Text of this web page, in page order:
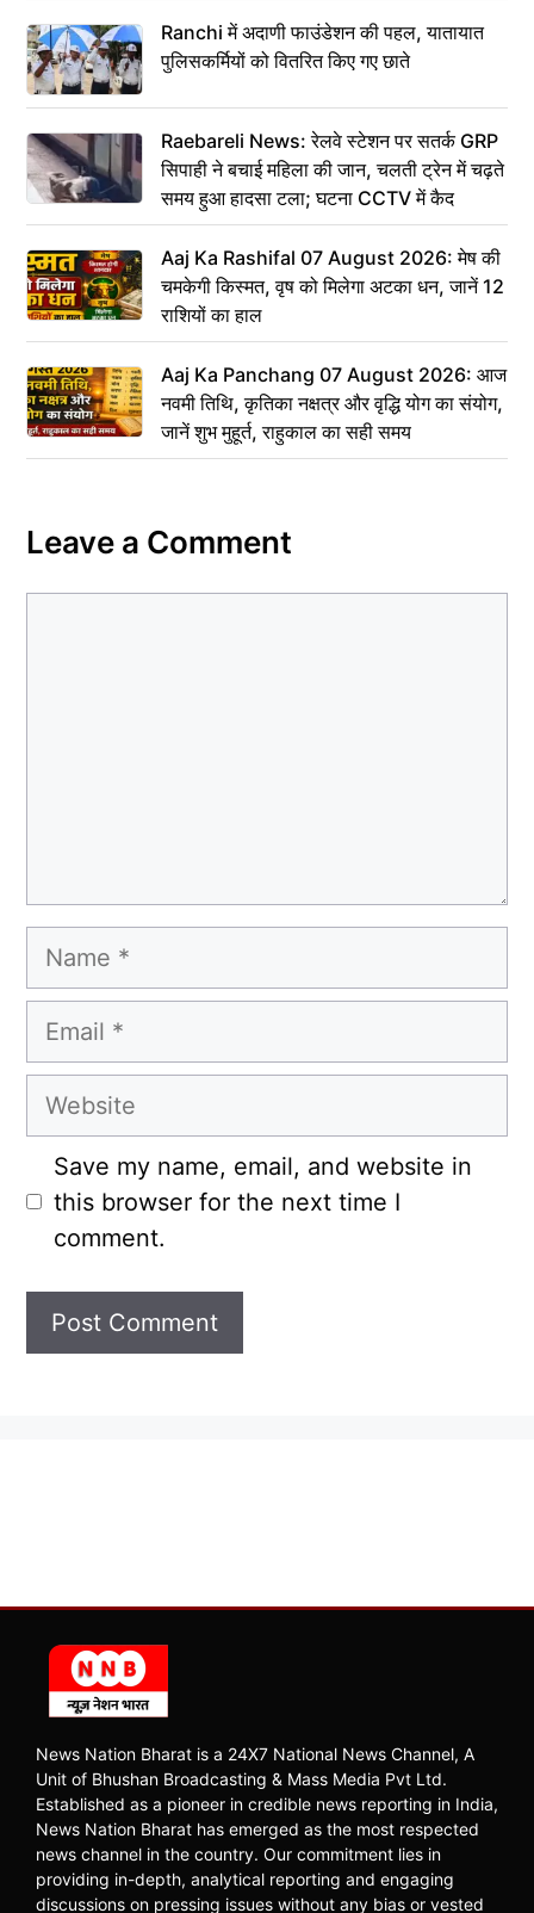
Ranchi में अदाणी फाउंडेशन की पहल, यातायात
पुलिसकर्मियों को वितरित किए गए छाते
Raebareli News: रेलवे स्टेशन पर सतर्क GRP
सिपाही ने बचाई महिला की जान, चलती ट्रेन में चढ़ते
समय हुआ हादसा टला; घटना CCTV में कैद
Aaj Ka Rashifal 07 August 2026: मेष की
चमकेगी किस्मत, वृष को मिलेगा अटका धन, जानें 12
राशियों का हाल
Aaj Ka Panchang 07 August 2026: आज
नवमी तिथि, कृतिका नक्षत्र और वृद्धि योग का संयोग,
जानें शुभ मुहूर्त, राहुकाल का सही समय
Leave a Comment
Name
Email
Website
Save my name, email, and website in
this browser for the next time I
comment.
News Nation Bharat is a 24X7 National News Channel, A
Unit of Bhushan Broadcasting & Mass Media Pvt Ltd.
Established as a pioneer in credible news reporting in India,
News Nation Bharat has emerged as the most respected
news channel in the country. Our commitment lies in
providing in-depth, analytical reporting and engaging
discussions on pressing issues without any bias or vested